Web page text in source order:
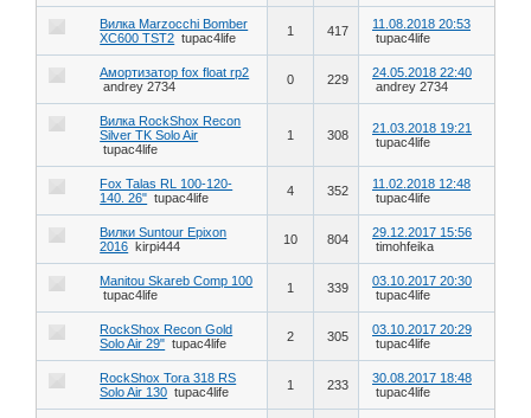
Вилка Marzocchi Bomber
XC600 TST2 tupac4life 1 417
11.08.2018 20:53
tupac4life
Амортизатор fox float rp2
andrey 2734
0 229
24.05.2018 22:40
andrey 2734
Вилка RockShox Recon
Silver TK Solo Air
tupac4life
1 308
21.03.2018 19:21
tupac4life
Fox Talas RL 100-120-
140. 26" tupac4life 4 352
11.02.2018 12:48
tupac4life
Вилки Suntour Epixon
2016 kirpi444 10 804
29.12.2017 15:56
timohfeika
Manitou Skareb Comp 100
tupac4life
1 339
03.10.2017 20:30
tupac4life
RockShox Recon Gold
Solo Air 29" tupac4life 2 305
03.10.2017 20:29
tupac4life
RockShox Tora 318 RS
Solo Air 130 tupac4life 1 233
30.08.2017 18:48
tupac4life